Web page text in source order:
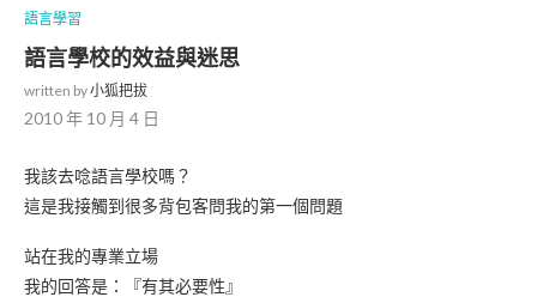
語言學習
語言學校的效益與迷思
written by小狐把拔
2010 年 10 月 4 日
我該去唸語言學校嗎？
這是我接觸到很多背包客問我的第一個問題
站在我的專業立場
我的回答是：『有其必要性』